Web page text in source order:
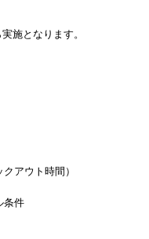
施となります。
アウト時間）
条件